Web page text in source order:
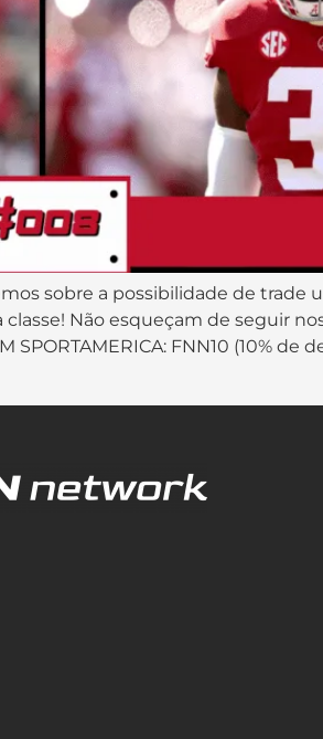
sobre a possibilidade de trade
Não esqueçam de seguir
FNN10 (10% de